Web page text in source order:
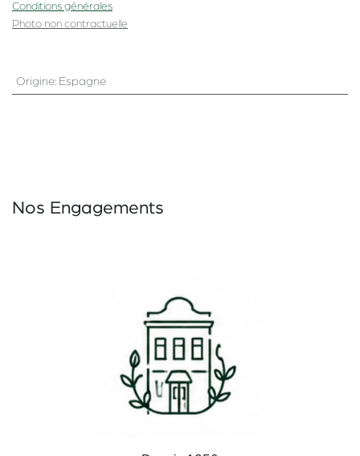
Conditions générales
Photo non contractuelle
Origine: Espagne
Nos Engagements